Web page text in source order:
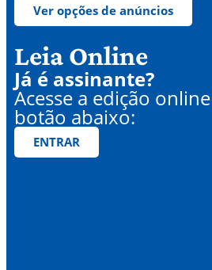
Ver opções de anúncios
Leia Online
Já é assinante?
Acesse a edição
botão abaixo:
ENTRAR